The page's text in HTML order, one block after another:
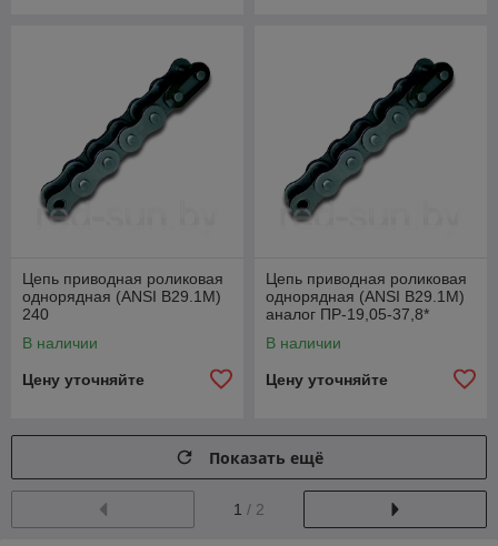
Цепь приводная роликовая
однорядная (ANSI B29.1M)
240
В наличии
Цену уточняйте
Цепь приводная роликовая
однорядная (ANSI B29.1M)
аналог ПР-19,05-37,8*
В наличии
Цену уточняйте
Показать ещё
1 / 2